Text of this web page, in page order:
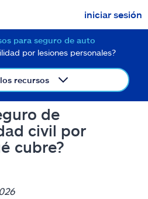
iniciar sesión
paracotizar
para seguro de auto
por lesiones personales?
recursos
de
civil por
cubre?